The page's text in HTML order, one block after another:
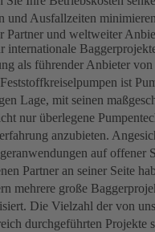
und Ausfallzeiten
Partner und weltweiter
internationale
als führender Anbieter von
ist
Lage, mit seinen
nur überlegene
anzubieten.
auf offener
Partner an seiner Seite
mehrere große
Die Vielzahl der von
durchgeführten Projekte